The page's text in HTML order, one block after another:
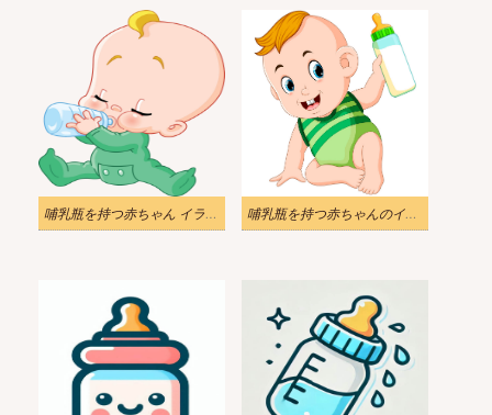
哺乳瓶を持つ赤ちゃん イラスト透明 哺乳瓶を持つ赤ちゃんのイラスト